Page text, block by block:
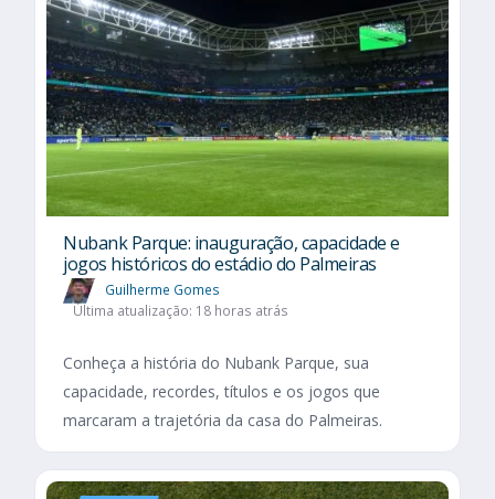
Nubank Parque: inauguração, capacidade e
jogos históricos do estádio do Palmeiras
Guilherme Gomes
Última atualização: 18 horas atrás
Conheça a história do Nubank Parque, sua
capacidade, recordes, títulos e os jogos que
marcaram a trajetória da casa do Palmeiras.